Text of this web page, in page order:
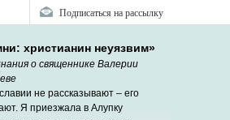
Подписаться на рассылку
христианин неуязвим»
о священнике Валерии
не рассказывают ‒ его
Я приезжала в Алупку